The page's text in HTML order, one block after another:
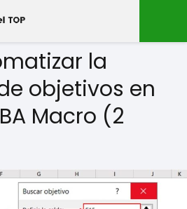
la
objetivos en
Macro (2